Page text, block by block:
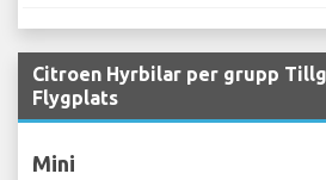
Citroen Hyrbilar per grupp
Flygplats
Mini